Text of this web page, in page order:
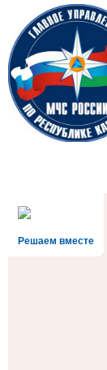
Решаем вместе